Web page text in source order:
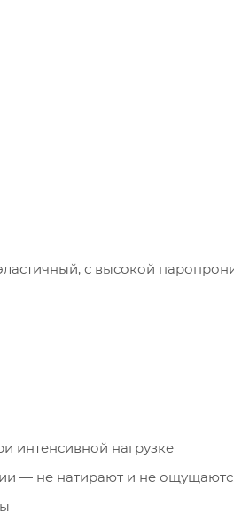
эластичный, с высокой
интенсивной нагрузке
— не натирают и не